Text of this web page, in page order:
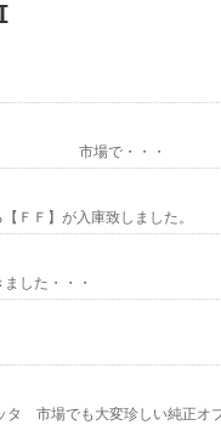
タ 市場で・・・
る【ＦＦ】が入庫致しまし
た・・・
場でも大変珍しい純正オプ